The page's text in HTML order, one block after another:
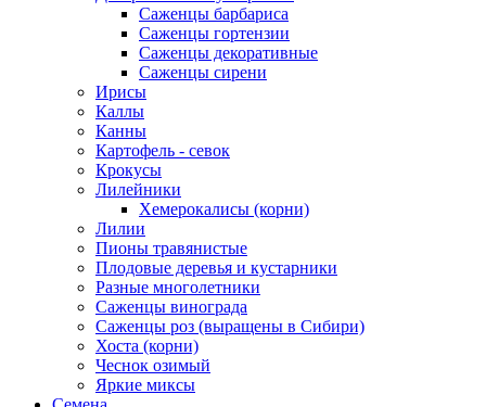
Саженцы барбариса
Саженцы гортензии
Саженцы декоративные
Саженцы сирени
Ирисы
Каллы
Канны
Картофель - севок
Крокусы
Лилейники
Хемерокалисы (корни)
Лилии
Пионы травянистые
Плодовые деревья и кустарники
Разные многолетники
Саженцы винограда
Саженцы роз (выращены в Сибири)
Хоста (корни)
Чеснок озимый
Яркие миксы